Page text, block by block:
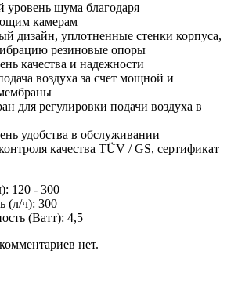
уровень шума благодаря
камерам
дизайн, уплотненные стенки корпуса,
резиновые опоры
качества и надежности
воздуха за счет мощной и
для регулировки подачи воздуха в
удобства в обслуживании
качества TÜV / GS, сертификат
120 - 300
(л/ч): 300
(Ватт): 4,5
нет.